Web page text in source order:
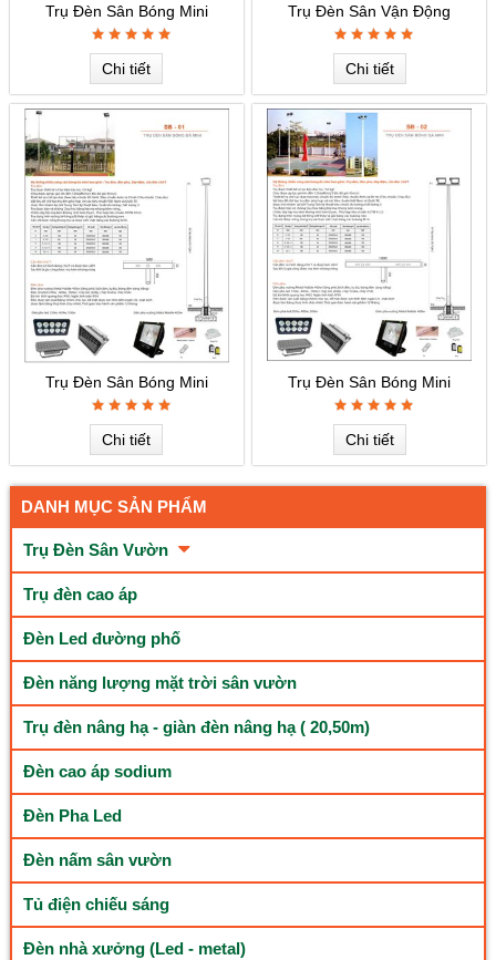
Trụ Đèn Sân Bóng Mini
Chi tiết
Trụ Đèn Sân Vận Động
Chi tiết
Trụ Đèn Sân Bóng Mini
Chi tiết
Trụ Đèn Sân Bóng Mini
Chi tiết
DANH MỤC SẢN PHẨM
Trụ Đèn Sân Vườn
Trụ đèn cao áp
Đèn Led đường phố
Đèn năng lượng mặt trời sân vườn
Trụ đèn nâng hạ - giàn đèn nâng hạ ( 20,50m)
Đèn cao áp sodium
Đèn Pha Led
Đèn nấm sân vườn
Tủ điện chiếu sáng
Đèn nhà xưởng (Led - metal)